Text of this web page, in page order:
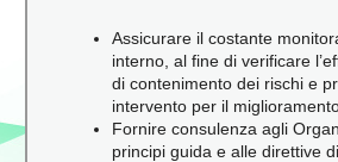
Assicurare il costante
interno, al fine di verificare
di contenimento dei rischi e
intervento per il
Fornire consulenza agli
principi guida e alle direttive